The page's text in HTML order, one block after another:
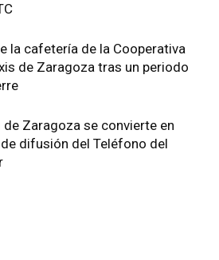
la cafetería de la Cooperativa
de Zaragoza tras un periodo
de Zaragoza se convierte en
difusión del Teléfono del